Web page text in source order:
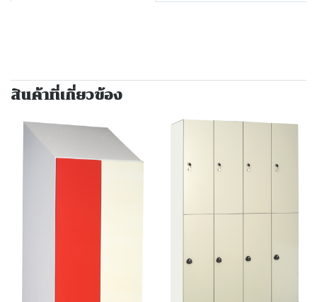
สินค้าที่เกี่ยวข้อง